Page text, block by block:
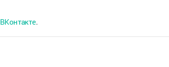
ВКонтакте.